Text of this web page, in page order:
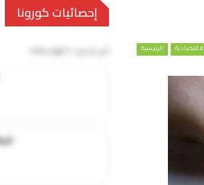
الاقتصادية الرئيسية
إحصائيات كورونا